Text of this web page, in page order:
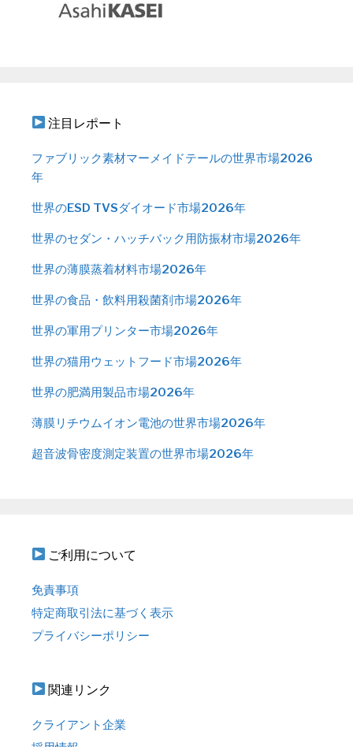
注目レポート
ファブリック素材マーメイドテールの世界市場2026
年
世界のESD TVSダイオード市場2026年
世界のセダン・ハッチバック用防振材市場2026年
世界の薄膜蒸着材料市場2026年
世界の食品・飲料用殺菌剤市場2026年
世界の軍用プリンター市場2026年
世界の猫用ウェットフード市場2026年
世界の肥満用製品市場2026年
薄膜リチウムイオン電池の世界市場2026年
超音波骨密度測定装置の世界市場2026年
ご利用について
免責事項
特定商取引法に基づく表示
プライバシーポリシー
関連リンク
クライアント企業